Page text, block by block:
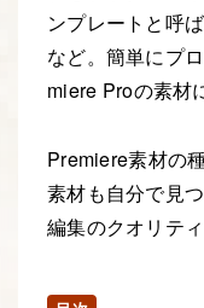
ンプレートと呼
など。簡単にプ
miere Proの素材
Premiere素材の
素材も自分で見
編集のクオリテ